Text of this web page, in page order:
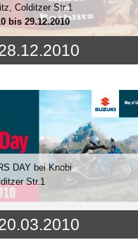
Colditzer Str.1
bis 29.12.2010
DAY bei Knobi
Str.1